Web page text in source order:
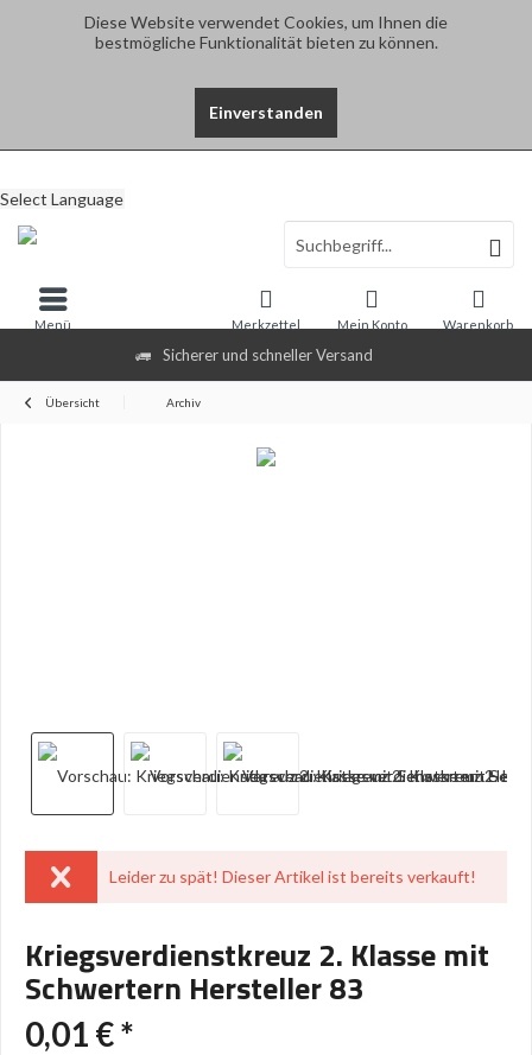
Diese Website verwendet Cookies, um Ihnen die
bestmögliche Funktionalität bieten zu können.
Einverstanden
Sicherer und schneller Versand
Select Language
Warenkorb
Merkzettel Mein Konto
Menü
Übersicht Archiv
Leider zu spät! Dieser Artikel ist bereits verkauft!
Kriegsverdienstkreuz 2. Klasse mit
Schwertern Hersteller 83
0,01 € *